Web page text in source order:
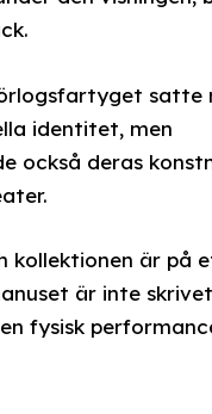
satte
identitet, men
också deras
kollektionen är på
är inte
fysisk